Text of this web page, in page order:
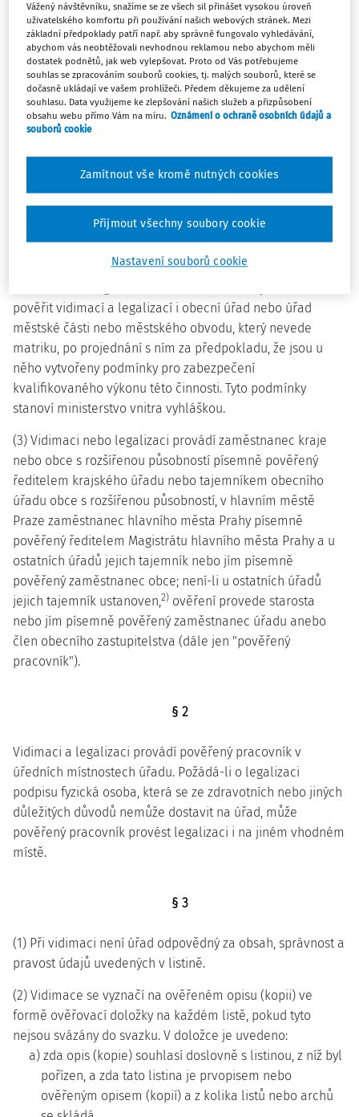
§ 1
(1) Obecní úřad, městský úřad, v hlavním městě Praze úřad
městské části, v územně členěných statutárních městech
úřad městského obvodu nebo úřad městské části, který
vede matriku, a krajský úřad, obecní úřad obce s
rozšířenou působností, v hlavním městě Praze a ve
městech Brně, Ostravě a Plzni magistráty těchto měst
(dále jen "úřad"), provádí ověření shody opisu nebo kopie
s listinou (dále jen "vidimace") a ověřování pravosti
podpisu (dále jen "legalizace").
(2) Obecní úřad obce s rozšířenou působností, ve městech
Brně, Ostravě a Plzni magistráty těchto měst a v hlavním
pověřit vidimací a legalizací i obecní úřad nebo úřad
městské části nebo městského obvodu, který nevede
matriku, po projednání s ním za předpokladu, že jsou u
něho vytvořeny podmínky pro zabezpečení
kvalifikovaného výkonu této činnosti. Tyto podmínky
stanoví ministerstvo vnitra vyhláškou.
(3) Vidimaci nebo legalizaci provádí zaměstnanec kraje
nebo obce s rozšířenou působností písemně pověřený
ředitelem krajského úřadu nebo tajemníkem obecního
úřadu obce s rozšířenou působností, v hlavním městě
Praze zaměstnanec hlavního města Prahy písemně
pověřený ředitelem Magistrátu hlavního města Prahy a u
ostatních úřadů jejich tajemník nebo jím písemně
pověřený zaměstnanec obce; není-li u ostatních úřadů
jejich tajemník ustanoven,2) ověření provede starosta
nebo jím písemně pověřený zaměstnanec úřadu anebo
člen obecního zastupitelstva (dále jen "pověřený
pracovník").
§ 2
Vidimaci a legalizaci provádí pověřený pracovník v
úředních místnostech úřadu. Požádá-li o legalizaci
podpisu fyzická osoba, která se ze zdravotních nebo jiných
důležitých důvodů nemůže dostavit na úřad, může
pověřený pracovník provést legalizaci i na jiném vhodném
místě.
§ 3
(1) Při vidimaci není úřad odpovědný za obsah, správnost a
pravost údajů uvedených v listině.
(2) Vidimace se vyznačí na ověřeném opisu (kopii) ve
formě ověřovací doložky na každém listě, pokud tyto
nejsou svázány do svazku. V doložce je uvedeno:
a) zda opis (kopie) souhlasí doslovně s listinou, z níž byl
pořízen, a zda tato listina je prvopisem nebo
ověřeným opisem (kopií) a z kolika listů nebo archů
Vážený návštěvníku, snažíme se ze všech sil přinášet vysokou úroveň
uživatelského komfortu při používání našich webových stránek. Mezi
základní předpoklady patří např. aby správně fungovalo vyhledávání,
abychom vás neobtěžovali nevhodnou reklamou nebo abychom měli
dostatek podnětů, jak web vylepšovat. Proto od Vás potřebujeme
souhlas se zpracováním souborů cookies, tj. malých souborů, které se
dočasně ukládají ve vašem prohlížeči. Předem děkujeme za udělení
souhlasu. Data využijeme ke zlepšování našich služeb a přizpůsobení
obsahu webu přímo Vám na míru. Oznámení o ochraně osobních údajů a
souborů cookie
Nastavení souborů cookie
Zamítnout vše kromě nutných cookies
Přijmout všechny soubory cookie